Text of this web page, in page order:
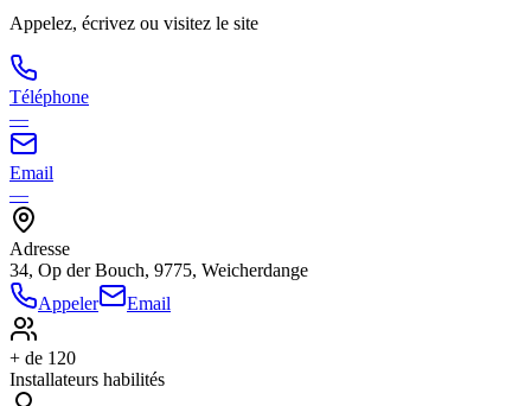
Appelez, écrivez ou visitez le site
Téléphone
—
Email
—
Adresse
34, Op der Bouch, 9775, Weicherdange
Appeler
Email
+ de 120
Installateurs habilités